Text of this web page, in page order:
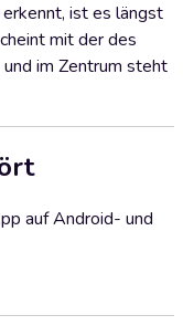
ist es längst
mit der des
im Zentrum steht
auf Android- und